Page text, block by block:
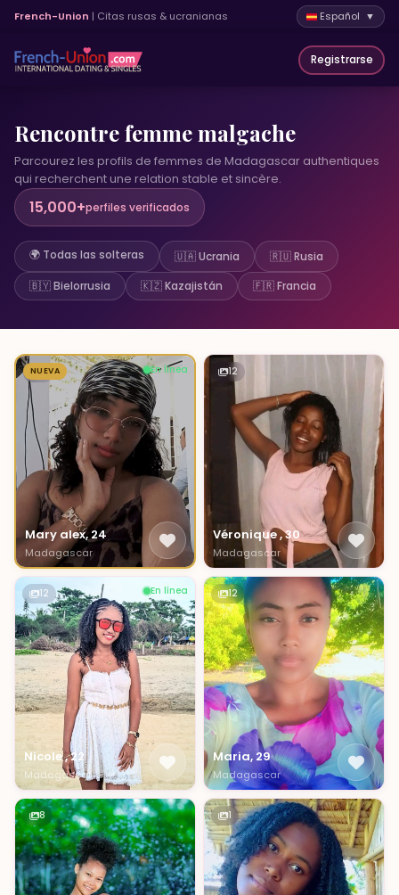
French-Union | Citas rusas & ucranianas Español ▼
Registrarse
Rencontre femme malgache
Parcourez les profils de femmes de Madagascar authentiques
qui recherchent une relation stable et sincère.
15,000+perfiles verificados
🌍 Todas las solteras 🇺🇦 Ucrania
🇷🇺 Rusia
🇧🇾 Bielorrusia
🇰🇿 Kazajistán 🇫🇷 Francia
3 En línea
NUEVA
Mary alex, 24
Madagascar
12
Véronique , 30
Madagascar
12 En línea
Nicole , 22
Madagascar
12
Maria, 29
Madagascar
8 1